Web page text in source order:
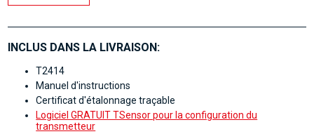
INCLUS DANS LA LIVRAISON:
T2414
Manuel d'instructions
Certificat d'étalonnage traçable
Logiciel GRATUIT TSensor pour la configuration du
transmetteur